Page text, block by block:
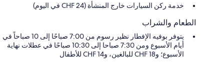
خدمة ركن السيارات خارج المنشأة (CHF 24 في اليوم)
الطعام والشراب
يتوفر بوفيه الإفطار نظير رسوم من 7:00 صباحًا إلى 10 صباحاً في
أيام الأسبوع ومن 7:30 صباحا إلى 10:30 صباحًا في عطلات نهاية
الأسبوع؛ و18 CHF للبالغين، و14 CHF للأطفال